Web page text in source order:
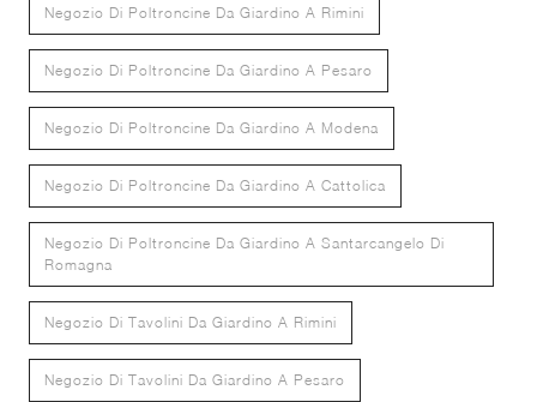
Negozio Di Poltroncine Da Giardino A Rimini
Negozio Di Poltroncine Da Giardino A Pesaro
Negozio Di Poltroncine Da Giardino A Modena
Negozio Di Poltroncine Da Giardino A Cattolica
Negozio Di Poltroncine Da Giardino A Santarcangelo Di
Romagna
Negozio Di Tavolini Da Giardino A Rimini
Negozio Di Tavolini Da Giardino A Pesaro